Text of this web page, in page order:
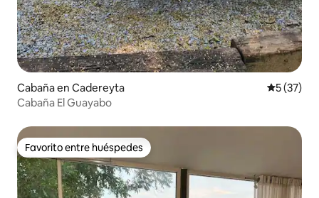
Cabaña en Cadereyta
5 (37)
Cabaña El Guayabo
Favorito entre huéspedes
Favorito entre huéspedes